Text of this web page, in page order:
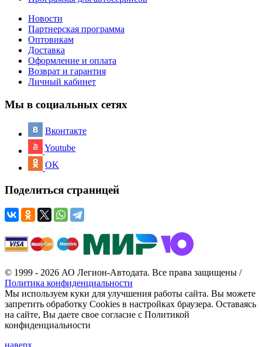
Новости
Партнерская программа
Оптовикам
Доставка
Оформление и оплата
Возврат и гарантия
Личный кабинет
Мы в социальных сетях
Вконтакте
Youtube
OK
Поделиться страницей
© 1999 - 2026 АО Легион-Автодата. Все права защищены /
Политика конфиденциальности
Мы используем куки для улучшения работы сайта. Вы можете
запретить обработку Cookies в настройках браузера. Оставаясь
на сайте, Вы даете свое согласие с Политикой
конфиденциальности
наверх